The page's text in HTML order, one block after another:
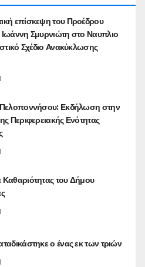
επίσκεψη του Προέδρου
Σμυρνιώτη στο Ναυπλιο
Σχέδιο Ανακύκλωσης
Eκδήλωση στην
Περιφερειακής Ενότητας
του Δήμου
ο ένας εκ των τριών